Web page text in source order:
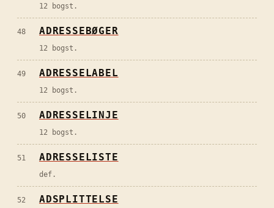
12 bogst.
48 ADRESSEBØGER
12 bogst.
49 ADRESSELABEL
12 bogst.
50 ADRESSELINJE
12 bogst.
51 ADRESSELISTE
def.
52 ADSPLITTELSE